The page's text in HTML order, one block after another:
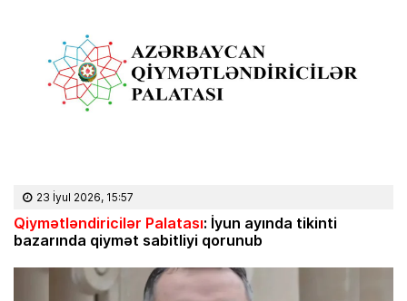
23 İyul 2026, 15:57
Qiymətləndiricilər Palatası: İyun ayında tikinti
bazarında qiymət sabitliyi qorunub